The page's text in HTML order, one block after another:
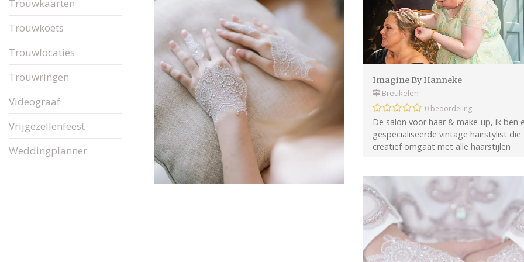
Trouwkaarten
Trouwkoets
Trouwlocaties
Trouwringen
Videograaf
Vrijgezellenfeest
Weddingplanner
Imagine By Hanneke
Breukelen
0 beoordeling
De salon voor haar & make-up, ik ben
gespecialiseerde vintage hairstylist die
creatief omgaat met alle haarstijlen